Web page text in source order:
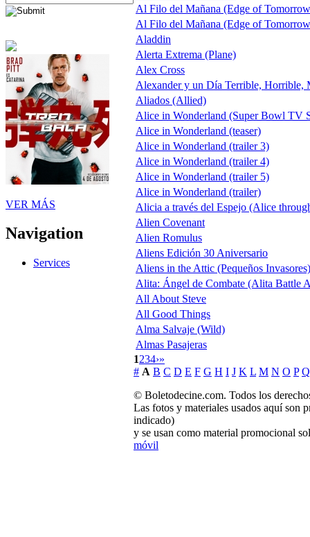
VER MÁS
Navigation
Services
Al Filo del Mañana (Edge of
Al Filo del Mañana (Edge of
Aladdin
Alerta Extrema (Plane)
Alex Cross
Alexander y un Día Terrible, Horrible,
Aliados (Allied)
Alice in Wonderland (Super Bowl TV
Alice in Wonderland (teaser)
Alice in Wonderland (trailer 3)
Alice in Wonderland (trailer 4)
Alice in Wonderland (trailer 5)
Alice in Wonderland (trailer)
Alicia a través del Espejo (Alice
Alien Covenant
Alien Romulus
Aliens Edición 30 Aniversario
Aliens in the Attic (Pequeños Invasores)
Alita: Ángel de Combate (Alita Battle
All About Steve
All Good Things
Alma Salvaje (Wild)
Almas Pasajeras
1234›»
# A B C D E F G H I J K L M N O P Q
© Boletodecine.com. Todos los
Las fotos y materiales usados aquí son
indicado)
y se usan como material promocional
móvil